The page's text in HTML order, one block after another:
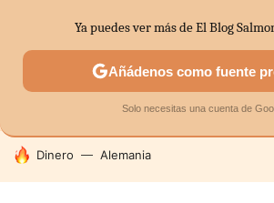
SECTORES ECONOMÍA DOMÉSTICA
HOY SE HABLA DE
Dinero Alemania
Ya puedes ver más de El Blog
Añádenos como fuente
Solo necesitas una cuenta de